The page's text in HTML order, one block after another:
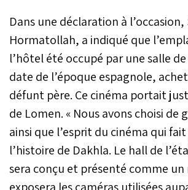
Dans une déclaration à l’occasion,
Hormatollah, a indiqué que
l’hôtel été occupé par une salle
date de l’époque espagnole,
défunt père. Ce cinéma portait
de Lomen. « Nous avons choisi de
ainsi que l’esprit du cinéma qui
l’histoire de Dakhla. Le hall de
sera conçu et présenté comme un